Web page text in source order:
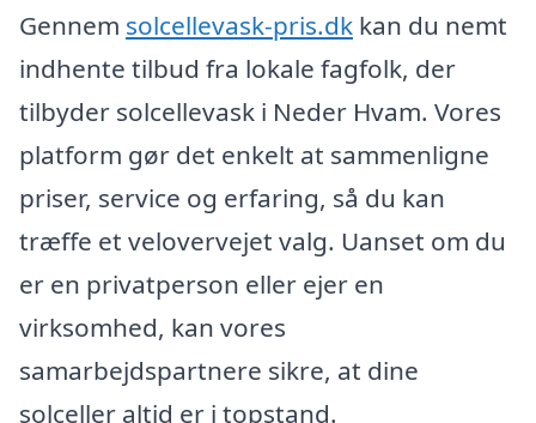
Gennem solcellevask-pris.dk kan du nemt
indhente tilbud fra lokale fagfolk, der
tilbyder solcellevask i Neder Hvam. Vores
platform gør det enkelt at sammenligne
priser, service og erfaring, så du kan
træffe et velovervejet valg. Uanset om du
er en privatperson eller ejer en
virksomhed, kan vores
samarbejdspartnere sikre, at dine
solceller altid er i topstand.